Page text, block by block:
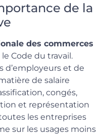
de la
des commerces
Code du travail.
d’employeurs et de
de salaire
congés,
et représentation
les entreprises
sur les usages moins